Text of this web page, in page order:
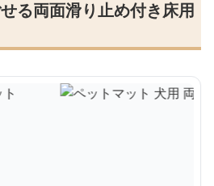
る両面滑り止め付き床用